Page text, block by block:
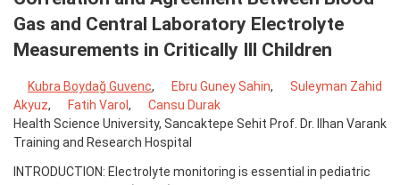
Gas and Central Laboratory Electrolyte
Measurements in Critically Ill Children
Kubra Boydağ Guvenc, Ebru Guney Sahin,
Suleyman Zahid
Akyuz, Fatih Varol ,
Cansu Durak
Health Science University, Sancaktepe Sehit Prof. Dr. Ilhan Varank
Training and Research Hospital
INTRODUCTION: Electrolyte monitoring is essential in pediatric